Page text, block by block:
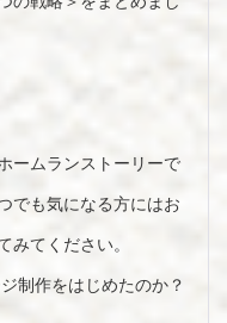
ームランストーリーで
でも気になる方にはお
みてください。
制作をはじめたのか？